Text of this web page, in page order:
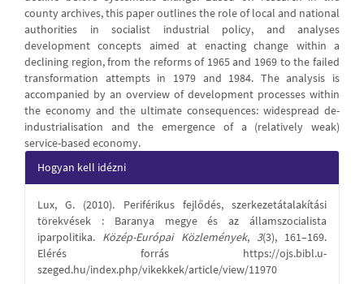
county archives, this paper outlines the role of local and national
authorities in socialist industrial policy, and analyses
development concepts aimed at enacting change within a
declining region, from the reforms of 1965 and 1969 to the failed
transformation attempts in 1979 and 1984. The analysis is
accompanied by an overview of development processes within
the economy and the ultimate consequences: widespread de-
industrialisation and the emergence of a (relatively weak)
service-based economy.
Article
Details
Hogyan kell idézni
Lux, G. (2010). Periférikus fejlődés, szerkezetátalakítási
törekvések : Baranya megye és az államszocialista
iparpolitika. Közép-Európai Közlemények, 3(3), 161–169.
Elérés forrás https://ojs.bibl.u-
szeged.hu/index.php/vikekkek/article/view/11970